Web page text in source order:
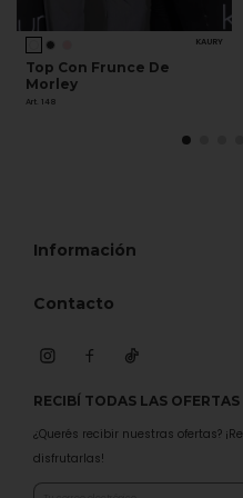
KAURY
Top Con Frunce De
Morley
Art. 148
Información
Contacto
RECIBÍ TODAS LAS OFERTAS
¿Querés recibir nuestras ofertas?
disfrutarlas!